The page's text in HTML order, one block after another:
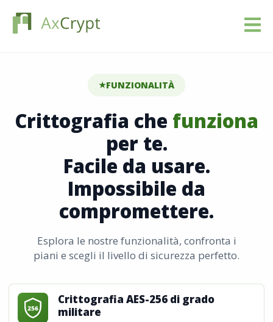
Il nostro prodotto
Registrati
FUNZIONALITÀ
Crittografia che funziona
per te.
Facile da usare.
Impossibile da
compromettere.
Esplora le nostre funzionalità, confronta i
piani e scegli il livello di sicurezza perfetto.
Crittografia AES-256 di grado
militare